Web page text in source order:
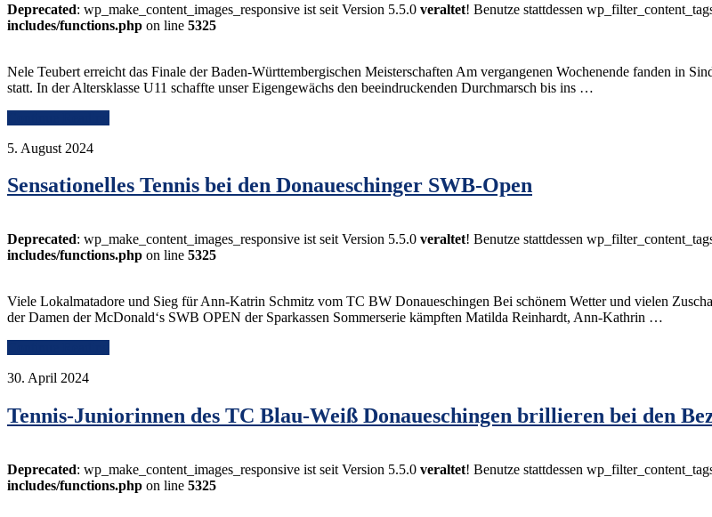
Deprecated: wp_make_content_images_responsive ist seit Version 5.5.0 veraltet! Benutze stattdessen
includes/functions.php on line 5325
Nele Teubert erreicht das Finale der Baden-Württembergischen Meisterschaften Am vergangenen Wochenende fanden in
statt. In der Altersklasse U11 schaffte unser Eigengewächs den beeindruckenden Durchmarsch bis ins …
5. August 2024
Sensationelles Tennis bei den Donaueschinger SWB-Open
Deprecated: wp_make_content_images_responsive ist seit Version 5.5.0 veraltet! Benutze stattdessen
includes/functions.php on line 5325
Viele Lokalmatadore und Sieg für Ann-Katrin Schmitz vom TC BW Donaueschingen Bei schönem Wetter und vielen
der Damen der McDonald‘s SWB OPEN der Sparkassen Sommerserie kämpften Matilda Reinhardt, Ann-Kathrin …
30. April 2024
Tennis-Juniorinnen des TC Blau-Weiß Donaueschingen brillieren bei den
Deprecated: wp_make_content_images_responsive ist seit Version 5.5.0 veraltet! Benutze stattdessen
includes/functions.php on line 5325